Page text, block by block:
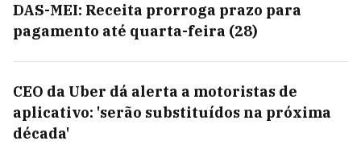
DAS-MEI: Receita prorroga prazo para
pagamento até quarta-feira (28)
CEO da Uber dá alerta a motoristas de
aplicativo: 'serão substituídos na próxima
década'